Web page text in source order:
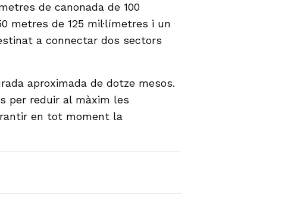
de canonada de 100
metres de 125 mil·límetres i un
a connectar dos sectors
aproximada de dotze mesos.
per reduir al màxim les
en tot moment la